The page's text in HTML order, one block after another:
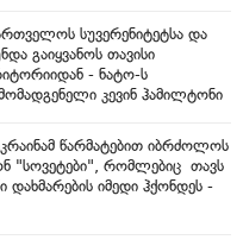
სუვერენიტეტსა და
გაიყვანოს თავისი
- ნატო-ს
კევინ ჰამილტონი
წარმატებით იბრძოლოს
"სოვეტები", რომლებიც თავს
დახმარების იმედი ჰქონდეს -